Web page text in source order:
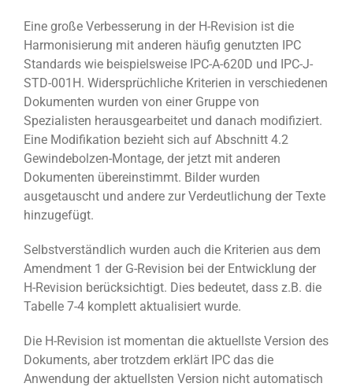
Eine große Verbesserung in der H-Revision ist die
Harmonisierung mit anderen häufig genutzten IPC
Standards wie beispielsweise IPC-A-620D und IPC-J-
STD-001H. Widersprüchliche Kriterien in verschiedenen
Dokumenten wurden von einer Gruppe von
Spezialisten herausgearbeitet und danach modifiziert.
Eine Modifikation bezieht sich auf Abschnitt 4.2
Gewindebolzen-Montage, der jetzt mit anderen
Dokumenten übereinstimmt. Bilder wurden
ausgetauscht und andere zur Verdeutlichung der Texte
hinzugefügt.
Selbstverständlich wurden auch die Kriterien aus dem
Amendment 1 der G-Revision bei der Entwicklung der
H-Revision berücksichtigt. Dies bedeutet, dass z.B. die
Tabelle 7-4 komplett aktualisiert wurde.
Die H-Revision ist momentan die aktuellste Version des
Dokuments, aber trotzdem erklärt IPC das die
Anwendung der aktuellsten Version nicht automatisch